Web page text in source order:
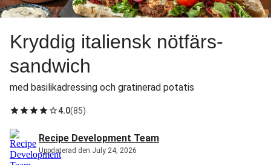
Kryddig italiensk nötfärs-
sandwich
med basilikadressing och gratinerad potatis
4.0(85)
Recipe Development Team
Uppdaterad den July 24, 2026